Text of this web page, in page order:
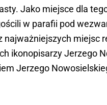
Jako miejsce dla
w parafii pod
najważniejszych miejsc
ikonopisarzy Jerzego
Jerzego